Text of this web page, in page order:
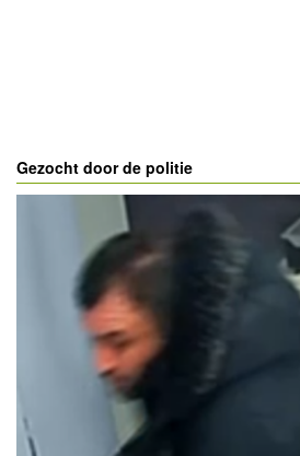
Gezocht door de politie